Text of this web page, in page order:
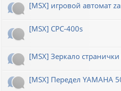
[MSX] игровой автомат
[MSX] CPC-400s
[MSX] Зеркало
[MSX] Передел YAMAHA